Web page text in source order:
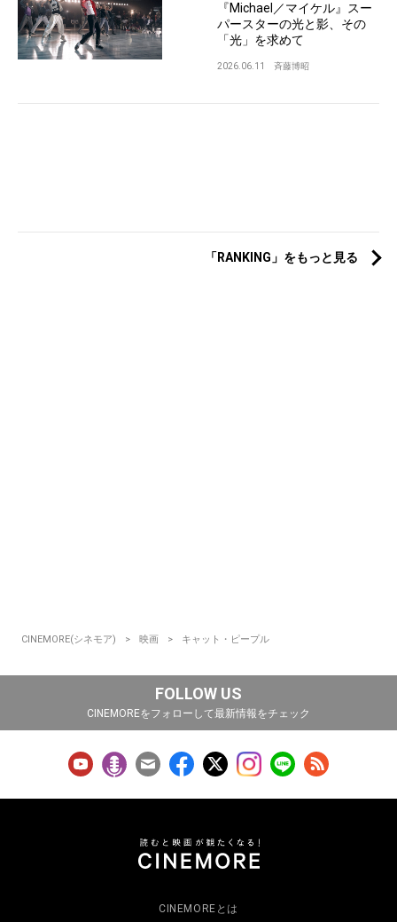
『Michael／マイケル』スー
パースターの光と影、その
「光」を求めて
2026.06.11 斉藤博昭
「RANKING」をもっと見る
CINEMORE(シネモア) 映画 キャット・ピープル
FOLLOW US
CINEMOREをフォローして最新情報をチェック
CINEMOREとは